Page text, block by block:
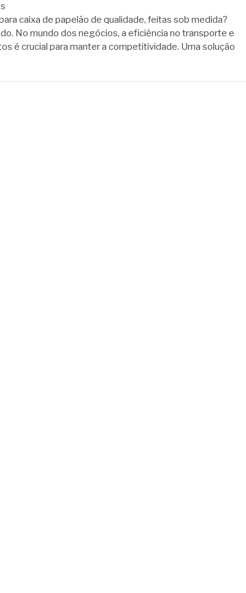
caixa de papelão de qualidade, feitas sob medida?
No mundo dos negócios, a eficiência no transporte e
é crucial para manter a competitividade. Uma solução